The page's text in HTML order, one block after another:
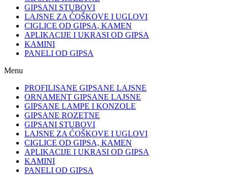
GIPSANI STUBOVI
LAJSNE ZA ĆOŠKOVE I UGLOVI
CIGLICE OD GIPSA, KAMEN
APLIKACIJE I UKRASI OD GIPSA
KAMINI
PANELI OD GIPSA
Menu
PROFILISANE GIPSANE LAJSNE
ORNAMENT GIPSANE LAJSNE
GIPSANE LAMPE I KONZOLE
GIPSANE ROZETNE
GIPSANI STUBOVI
LAJSNE ZA ĆOŠKOVE I UGLOVI
CIGLICE OD GIPSA, KAMEN
APLIKACIJE I UKRASI OD GIPSA
KAMINI
PANELI OD GIPSA